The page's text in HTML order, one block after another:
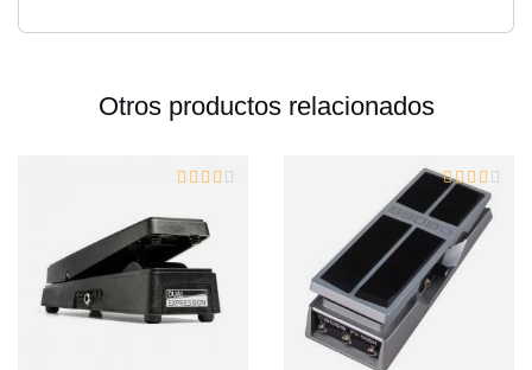
Otros productos relacionados